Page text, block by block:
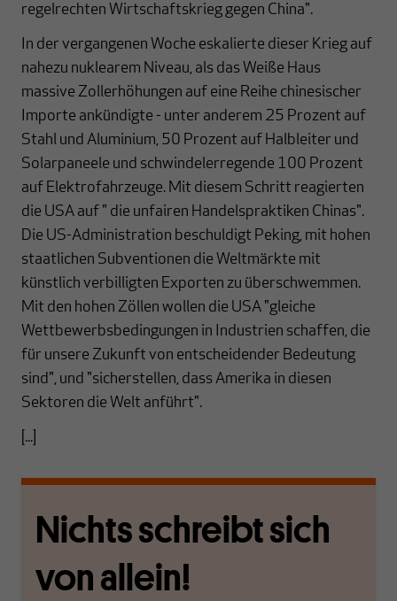
regelrechten Wirtschaftskrieg gegen China".
In der vergangenen Woche eskalierte dieser Krieg auf
nahezu nuklearem Niveau, als das Weiße Haus
massive Zollerhöhungen auf eine Reihe chinesischer
Importe ankündigte - unter anderem 25 Prozent auf
Stahl und Aluminium, 50 Prozent auf Halbleiter und
Solarpaneele und schwindelerregende 100 Prozent
auf Elektrofahrzeuge. Mit diesem Schritt reagierten
die USA auf " die unfairen Handelspraktiken Chinas".
Die US-Administration beschuldigt Peking, mit hohen
staatlichen Subventionen die Weltmärkte mit
künstlich verbilligten Exporten zu überschwemmen.
Mit den hohen Zöllen wollen die USA "gleiche
Wettbewerbsbedingungen in Industrien schaffen, die
für unsere Zukunft von entscheidender Bedeutung
sind", und "sicherstellen, dass Amerika in diesen
Sektoren die Welt anführt".
[...]
Nichts schreibt sich
von allein!